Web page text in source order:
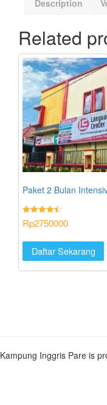
Description
Related
Paket 2 Bulan
Rated
4.46
Rp2750000
Daftar Sekarang
Kampung Inggris Pare is